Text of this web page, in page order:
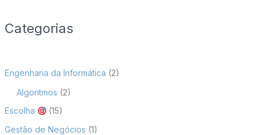
Categorias
Engenharia da Informática (2)
Algoritmos (2)
Escolha
(15)
Gestão de Negócios (1)